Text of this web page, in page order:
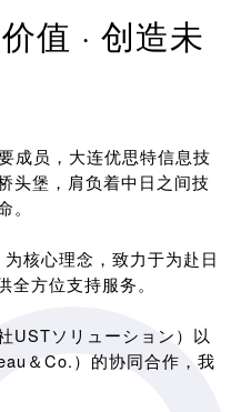
值 · 创造未
成员，大连优思特信息技
头堡，肩负着中日之间技
核心理念，致力于为赴日
方位支持服务。
USTソリューション）以
＆Co.）的协同合作，我